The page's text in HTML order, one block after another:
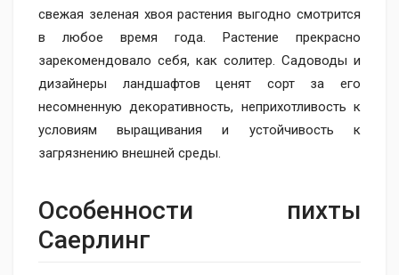
свежая зеленая хвоя растения выгодно смотрится
в любое время года. Растение прекрасно
зарекомендовало себя, как солитер. Садоводы и
дизайнеры ландшафтов ценят сорт за его
несомненную декоративность, неприхотливость к
условиям выращивания и устойчивость к
загрязнению внешней среды.
Особенности пихты
Саерлинг